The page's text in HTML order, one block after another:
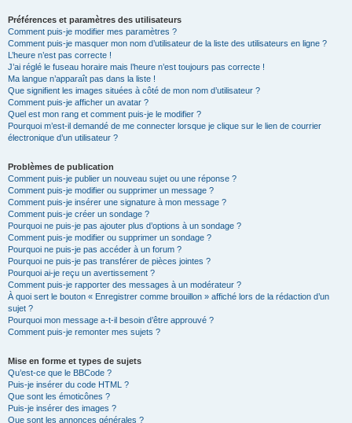
Préférences et paramètres des utilisateurs
Comment puis-je modifier mes paramètres ?
Comment puis-je masquer mon nom d’utilisateur de la liste des utilisateurs en ligne ?
L’heure n’est pas correcte !
J’ai réglé le fuseau horaire mais l’heure n’est toujours pas correcte !
Ma langue n’apparaît pas dans la liste !
Que signifient les images situées à côté de mon nom d’utilisateur ?
Comment puis-je afficher un avatar ?
Quel est mon rang et comment puis-je le modifier ?
Pourquoi m’est-il demandé de me connecter lorsque je clique sur le lien de courrier
électronique d’un utilisateur ?
Problèmes de publication
Comment puis-je publier un nouveau sujet ou une réponse ?
Comment puis-je modifier ou supprimer un message ?
Comment puis-je insérer une signature à mon message ?
Comment puis-je créer un sondage ?
Pourquoi ne puis-je pas ajouter plus d’options à un sondage ?
Comment puis-je modifier ou supprimer un sondage ?
Pourquoi ne puis-je pas accéder à un forum ?
Pourquoi ne puis-je pas transférer de pièces jointes ?
Pourquoi ai-je reçu un avertissement ?
Comment puis-je rapporter des messages à un modérateur ?
À quoi sert le bouton « Enregistrer comme brouillon » affiché lors de la rédaction d’un
sujet ?
Pourquoi mon message a-t-il besoin d’être approuvé ?
Comment puis-je remonter mes sujets ?
Mise en forme et types de sujets
Qu’est-ce que le BBCode ?
Puis-je insérer du code HTML ?
Que sont les émoticônes ?
Puis-je insérer des images ?
Que sont les annonces générales ?